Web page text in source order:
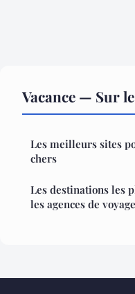
Vacance — Sur
Les meilleurs sites
chers
Les destinations les
les agences de voyage